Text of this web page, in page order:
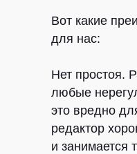
Вот какие
для нас:
Нет простоя.
любые
это вредно
редактор
и занимается
TELEGRAM